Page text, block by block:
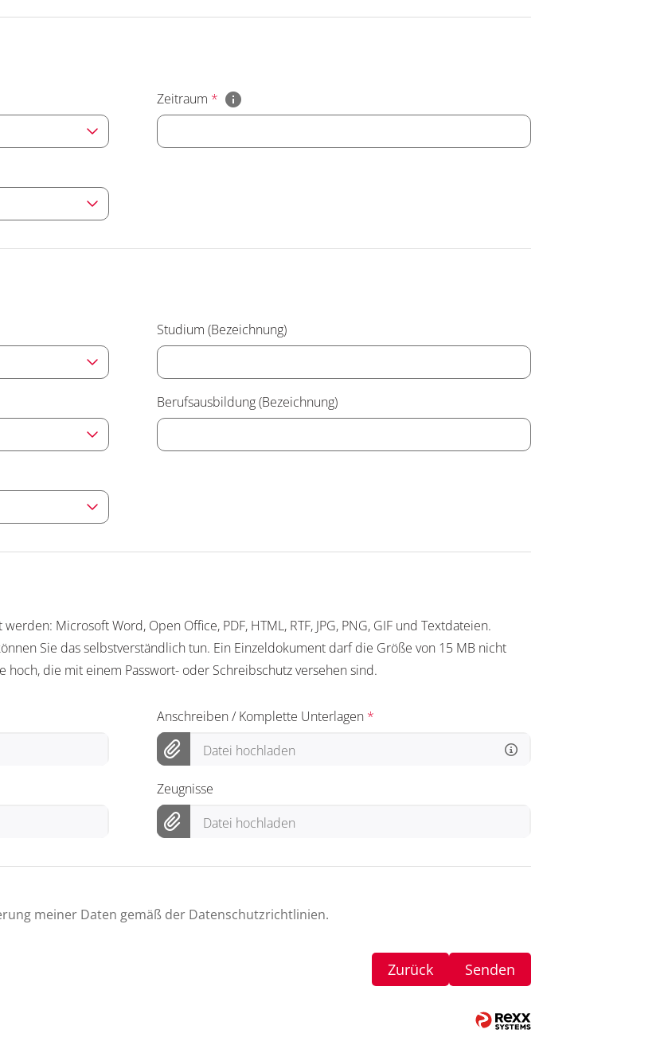
Zeitraum *
Studium (Bezeichnung)
Berufsausbildung (Bezeichnung)
Microsoft Word, Open Office, PDF, HTML, RTF, JPG, PNG, GIF und Textdateien.
Sie das selbstverständlich tun. Ein Einzeldokument darf die Größe von 15 MB nicht
die mit einem Passwort- oder Schreibschutz versehen sind.
Anschreiben / Komplette Unterlagen *
Datei hochladen
Zeugnisse
Datei hochladen
meiner Daten gemäß der Datenschutzrichtlinien.
Zurück Senden